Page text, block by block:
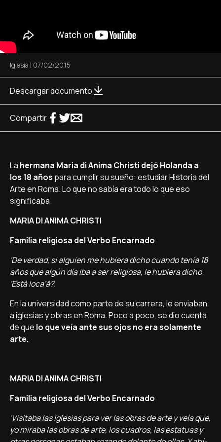
Iglesia | 07/02/2015
Descargar documento
Compartir
La hermana Maria di Anima Christi dejó Holanda a
los 18 años para cumplir su sueño: estudiar Historia del
Arte en Roma. Lo que no sabí­a era todo lo que eso
significaba.
MARIA DI ANIMA CHRISTI
Familia religiosa del Verbo Encarnado
'De verdad, si alguien me hubiera dicho cuando tení­a 18
años que algún dí­a iba a ser religiosa, le hubiera dicho
'Está loca'â?.
En la universidad como parte de su carrera, le enviaban
a iglesias y obras en Roma. Poco a poco, se dio cuenta
de que lo que veí­a ante sus ojos no era solamente
arte.
MARIA DI ANIMA CHRISTI
Familia religiosa del Verbo Encarnado
'Visitaba las iglesias para ver las obras de arte y veí­a que,
yo miraba las obras de arte, los cuadros, las estatuas y